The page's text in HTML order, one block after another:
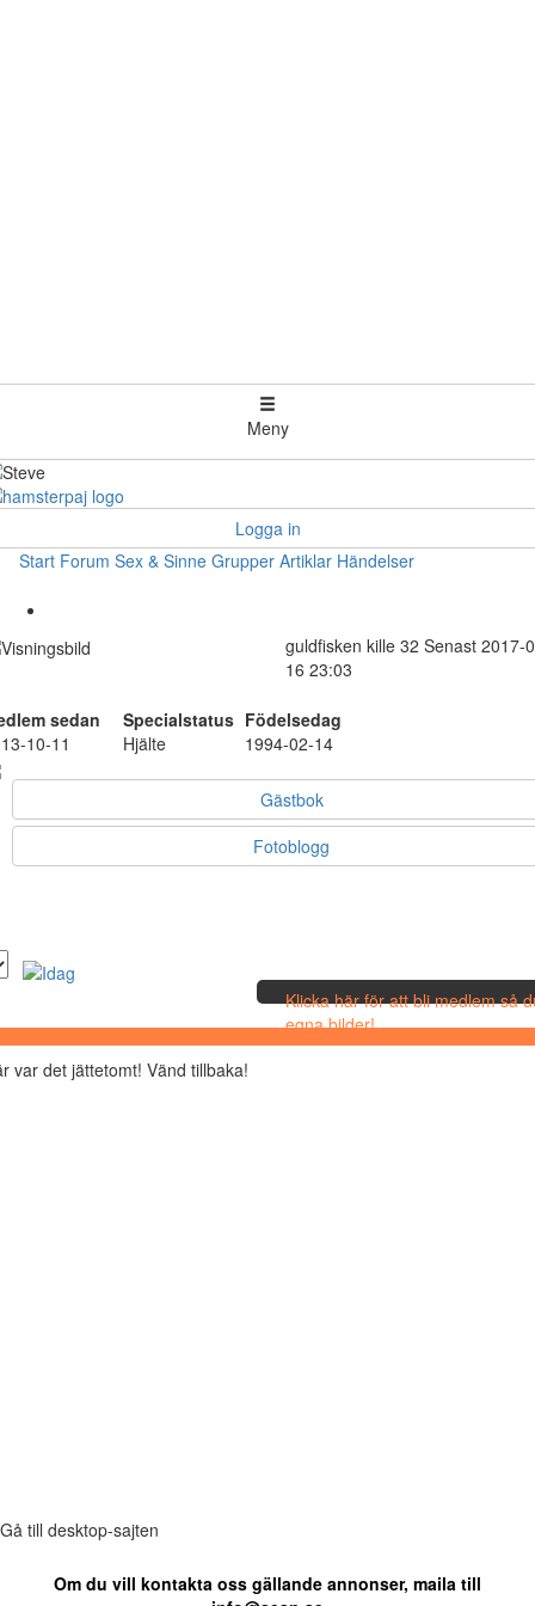
Meny
Logga in
Start Forum Sex & Sinne Grupper Artiklar Händelser
guldfisken kille 32 Senast 2017-
16 23:03
sedan Specialstatus Födelsedag
10-11
Hjälte 1994-02-14
Gästbok
Fotoblogg
Klicka här för att bli medlem så
egna bilder!
var det jättetomt! Vänd tillbaka!
Gå till desktop-sajten
Om du vill kontakta oss gällande annonser, maila till